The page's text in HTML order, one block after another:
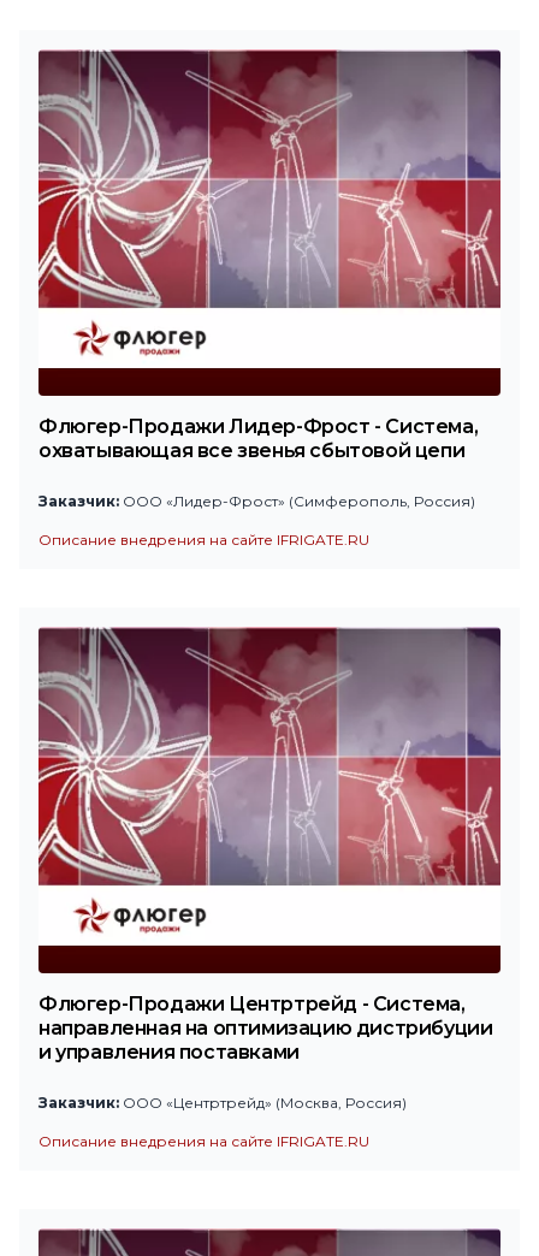
Флюгер-Продажи Лидер-Фрост - Система,
охватывающая все звенья сбытовой цепи
Заказчик: ООО «Лидер-Фрост» (Симферополь, Россия)
Описание внедрения на сайте IFRIGATE.RU
Флюгер-Продажи Центртрейд - Система,
направленная на оптимизацию дистрибуции
и управления поставками
Заказчик: ООО «Центртрейд» (Москва, Россия)
Описание внедрения на сайте IFRIGATE.RU